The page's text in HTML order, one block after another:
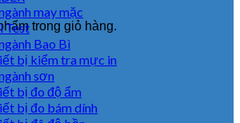
trong giỏ hàng.
may mặc
Test
Bao Bì
bị kiểm tra mực in
sơn
bị đo độ ẩm
bị đo bám dính